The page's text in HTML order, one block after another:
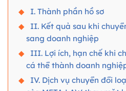
I. Thành phần hồ sơ
II. Kết quả sau khi
sang doanh nghiệp
III. Lợi ích, hạn chế khi
cá thể thành doanh
IV. Dịch vụ chuyển đổi